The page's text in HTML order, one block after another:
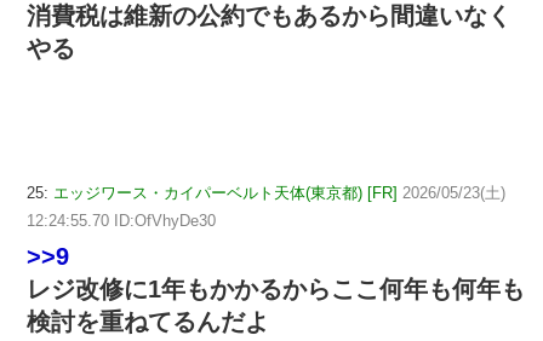
消費税は維新の公約でもあるから間違いなく
やる
25: エッジワース・カイパーベルト天体(東京都) [FR] 2026/05/23(土)
12:24:55.70 ID:OfVhyDe30
>>9
レジ改修に1年もかかるからここ何年も何年も
検討を重ねてるんだよ